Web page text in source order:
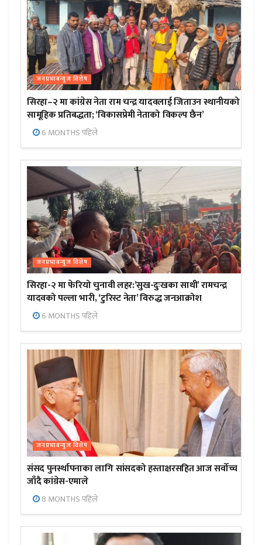
जनप्रभाबन्युज विशेष
सिरहा–२ मा कांग्रेस नेता राम चन्द्र यादवलाई जिताउन स्थानीयको
सामूहिक प्रतिबद्धता; ‘विकासप्रेमी नेताको विकल्प छैन’
6 MONTHS पहिले
जनप्रभाबन्युज विशेष
सिरहा-२ मा फेरियो चुनावी लहर:’सुख-दुःखका साथी’ रामचन्द्र
यादवको पल्ला भारी, ‘टुरिस्ट नेता’ विरुद्ध जनआक्रोश
6 MONTHS पहिले
जनप्रभाबन्युज विशेष
संसद पुनर्स्थापनाका लागि सांसदको हस्ताक्षरसहित आज सर्वोच्च
जाँदै कांग्रेस-एमाले
8 MONTHS पहिले